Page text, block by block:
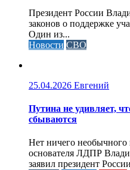
Президент России
законов о поддержке
Один из...
Новости СВО
25.04.2026 Евгений
Путина не удивляет,
сбываются
Нет ничего необычного
основателя ЛДПР
заявил президент